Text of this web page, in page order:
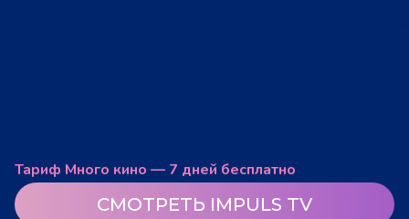
Тариф Много кино — 7 дней бесплатно
СМОТРЕТЬ IMPULS TV